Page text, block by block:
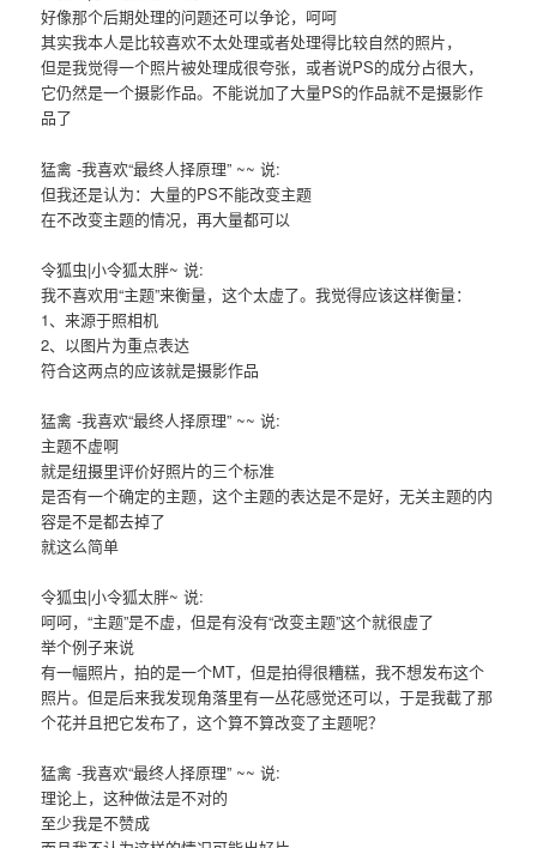
好像那个后期处理的问题还可以争论，呵呵
其实我本人是比较喜欢不太处理或者处理得比较自然的照片，
但是我觉得一个照片被处理成很夸张，或者说PS的成分占很大，
它仍然是一个摄影作品。不能说加了大量PS的作品就不是摄影作
品了
猛禽 -我喜欢“最终人择原理” ~~ 说:
但我还是认为：大量的PS不能改变主题
在不改变主题的情况，再大量都可以
令狐虫|小令狐太胖~ 说:
我不喜欢用“主题”来衡量，这个太虚了。我觉得应该这样衡量：
1、来源于照相机
2、以图片为重点表达
符合这两点的应该就是摄影作品
猛禽 -我喜欢“最终人择原理” ~~ 说:
主题不虚啊
就是纽摄里评价好照片的三个标准
是否有一个确定的主题，这个主题的表达是不是好，无关主题的内
容是不是都去掉了
就这么简单
令狐虫|小令狐太胖~ 说:
呵呵，“主题”是不虚，但是有没有“改变主题”这个就很虚了
举个例子来说
有一幅照片，拍的是一个MT，但是拍得很糟糕，我不想发布这个
照片。但是后来我发现角落里有一丛花感觉还可以，于是我截了那
个花并且把它发布了，这个算不算改变了主题呢？
猛禽 -我喜欢“最终人择原理” ~~ 说:
理论上，这种做法是不对的
至少我是不赞成